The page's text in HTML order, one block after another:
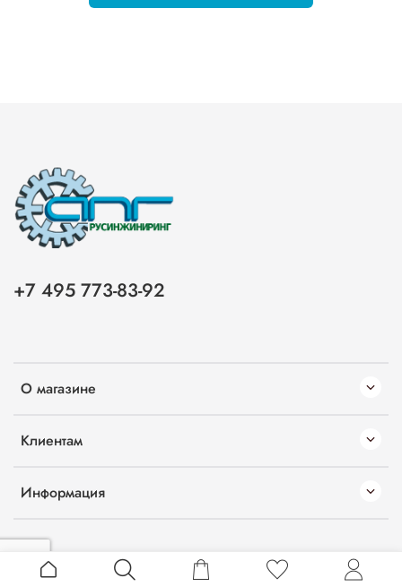
О магазине
Клиентам
Информация
+7 495 773-83-92